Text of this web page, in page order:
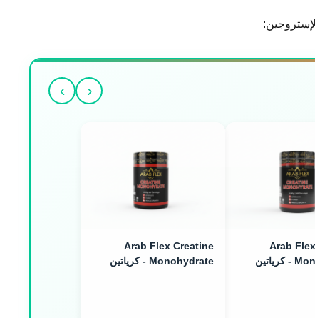
‹
›
Arab
Monohydrate - كرياتين
Arab Flex Creatine
Monohydrate - كرياتين